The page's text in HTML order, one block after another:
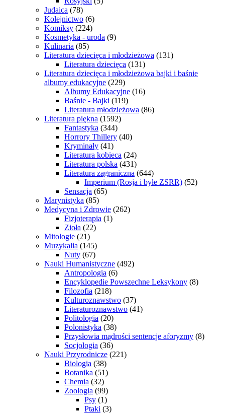
Judaica (78)
Kolejnictwo (6)
Komiksy (224)
Kosmetyka - uroda (9)
Kulinaria (85)
Literatura dziecięca i młodzieżowa (131)
Literatura dziecięca (131)
Literatura dziecięca i młodzieżowa bajki i baśnie
albumy edukacyjne (229)
Albumy Edukacyjne (16)
Baśnie - Bajki (119)
Literatura młodzieżowa (86)
Literatura piękna (1592)
Fantastyka (344)
Horrory Thillery (40)
Kryminały (41)
Literatura kobieca (24)
Literatura polska (431)
Literatura zagraniczna (644)
Imperium (Rosja i byłe ZSRR) (52)
Sensacja (65)
Marynistyka (85)
Medycyna i Zdrowie (262)
Fizjoterapia (1)
Zioła (22)
Mitologie (21)
Muzykalia (145)
Nuty (67)
Nauki Humanistyczne (492)
Antropologia (6)
Encyklopedie Powszechne Leksykony (8)
Filozofia (218)
Kulturoznawstwo (37)
Literaturoznawstwo (41)
Politologia (20)
Polonistyka (38)
Przysłowia mądrości sentencje aforyzmy (8)
Socjologia (36)
Nauki Przyrodnicze (221)
Biologia (38)
Botanika (51)
Chemia (32)
Zoologia (99)
Psy (1)
Ptaki (3)